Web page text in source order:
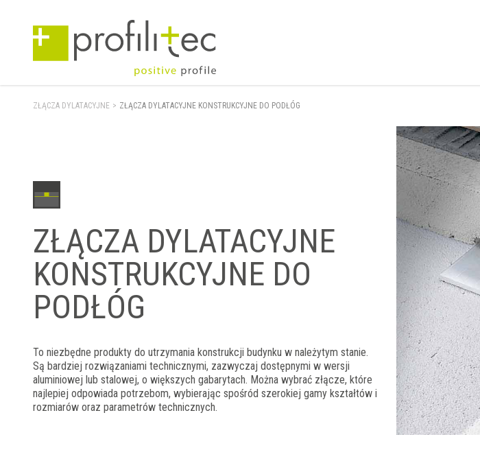
ZŁĄCZA DYLATACYJNE > ZŁĄCZA DYLATACYJNE KONSTRUKCYJNE DO PODŁÓG
ZŁĄCZA DYLATACYJNE
KONSTRUKCYJNE DO
PODŁÓG
To niezbędne produkty do utrzymania konstrukcji budynku w należytym stanie.
Są bardziej rozwiązaniami technicznymi, zazwyczaj dostępnymi w wersji
aluminiowej lub stalowej, o większych gabarytach. Można wybrać złącze, które
najlepiej odpowiada potrzebom, wybierając spośród szerokiej gamy kształtów i
rozmiarów oraz parametrów technicznych.